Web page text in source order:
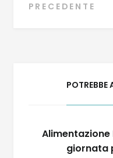
Navigazione
PRECEDENTE
POTREBBE
Alimentazione
giornata